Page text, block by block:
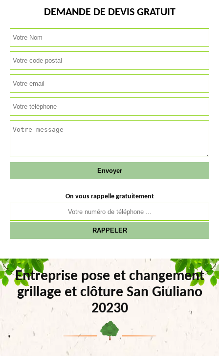
DEMANDE DE DEVIS GRATUIT
On vous rappelle gratuitement
Entreprise pose et changement
grillage et clôture San Giuliano
20230